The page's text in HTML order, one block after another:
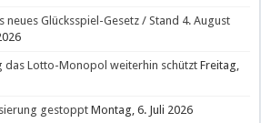
Glücksspiel-Gesetz / Stand 4. August
das Lotto-Monopol weiterhin schützt Freitag,
gestoppt Montag, 6. Juli 2026